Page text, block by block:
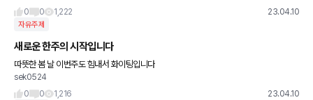
0
0 1,222 23.04.10
자유주제
새로운 한주의 시작입니다
따뜻한 봄 날 이번주도 힘내서 화이팅입니다
sek0524
0
0 1,216 23.04.10